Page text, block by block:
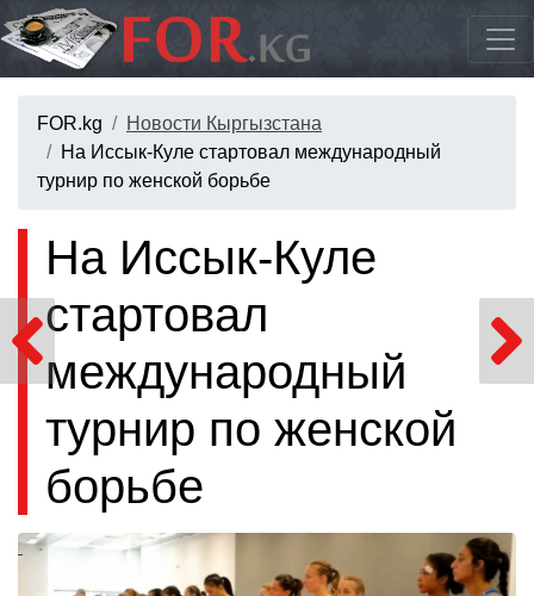
FOR.kg
Новости Кыргызстана
На Иссык-Куле стартовал международный
турнир по женской борьбе
На Иссык-Куле
стартовал
международный
турнир по женской
борьбе